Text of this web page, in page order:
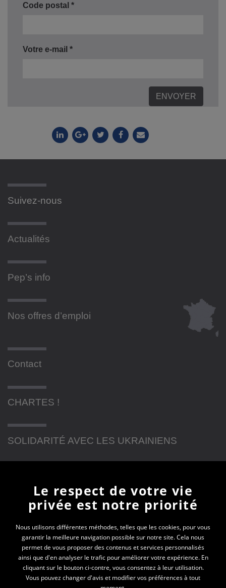
Code postal *
Votre e-mail *
Suivez-nous
Actualités
Pep’s info
Nos offres d’emploi
Contact
CHARTES !
SOLIDARITÉ AVEC LES UKRAINIENS
Newsletter
En vous inscrivant à la newsletter, vous recevrez
toutes les actualités des PEP 74
Votre e-mail*
Le respect de votre vie
privée est notre priorité
Nous utilisons différentes méthodes, telles que les cookies, pour vous
garantir la meilleure navigation possible sur notre site. Cela nous
permet de vous proposer des contenus et services personnalisés
ainsi que d'en analyser le trafic pour améliorer votre expérience. En
cliquant sur le bouton ci-contre, vous consentez à leur utilisation.
Vous pouvez changer d'avis et modifier vos préférences à tout